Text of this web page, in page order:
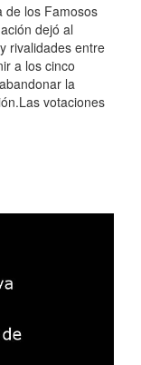
de los Famosos
dejó al
rivalidades entre
a los cinco
la
votaciones